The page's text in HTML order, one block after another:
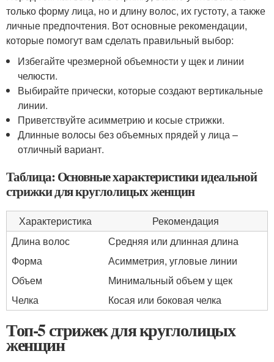
только форму лица, но и длину волос, их густоту, а также
личные предпочтения. Вот основные рекомендации,
которые помогут вам сделать правильный выбор:
Избегайте чрезмерной объемности у щек и линии
челюсти.
Выбирайте прически, которые создают вертикальные
линии.
Приветствуйте асимметрию и косые стрижки.
Длинные волосы без объемных прядей у лица –
отличный вариант.
Таблица: Основные характеристики идеальной
стрижки для круглолицых женщин
Характеристика
Рекомендация
Длина волос
Средняя или длинная длина
Форма
Асимметрия, угловые линии
Объем
Минимальный объем у щек
Челка
Косая или боковая челка
Топ-5 стрижек для круглолицых
женщин